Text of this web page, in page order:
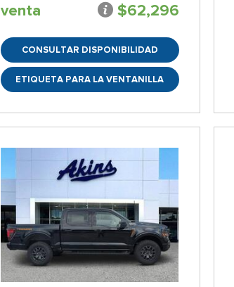
venta
$62,296
CONSULTAR DISPONIBILIDAD
ETIQUETA PARA LA VENTANILLA